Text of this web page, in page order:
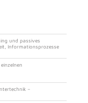
und passives
Informationsprozesse
–